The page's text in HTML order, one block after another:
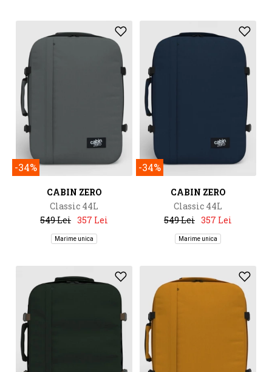
-34%
CABIN ZERO
Classic 44L
549 Lei 357 Lei
Marime unica
-34%
CABIN ZERO
Classic 44L
549 Lei 357 Lei
Marime unica